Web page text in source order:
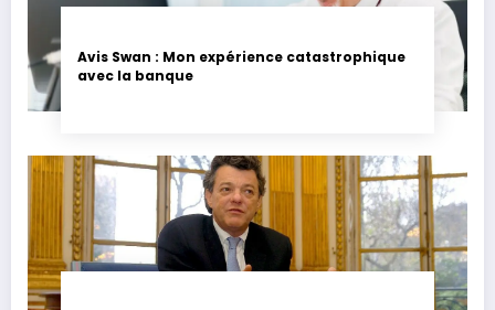
Avis Swan : Mon expérience catastrophique
avec la banque